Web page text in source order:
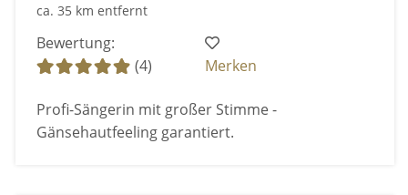
ca. 35 km entfernt
Bewertung:
(4)
Merken
Profi-Sängerin mit großer Stimme -
Gänsehautfeeling garantiert.